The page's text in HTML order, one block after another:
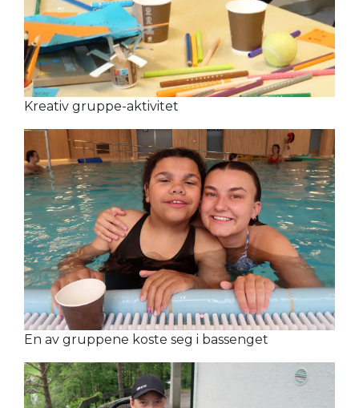
Kreativ gruppe-aktivitet
En av gruppene koste seg i bassenget